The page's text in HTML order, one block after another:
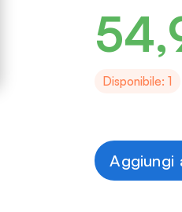
Disponibile: 1
Aggiungi